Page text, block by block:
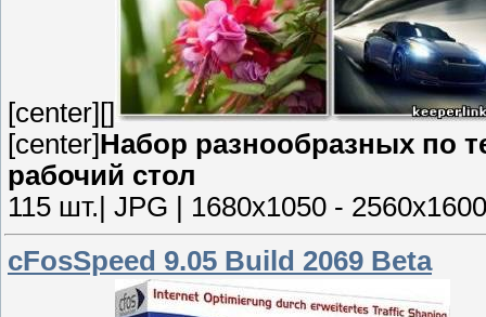
[center][]
[center]Набор разнообразных по
рабочий стол
115 шт.| JPG | 1680x1050 -
cFosSpeed 9.05 Build 2069 Beta